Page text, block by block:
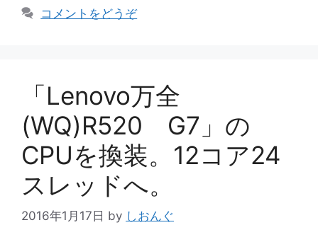
リ
コメントをどうぞ
「Lenovo万全
(WQ)R520 G7」の
CPUを換装。12コア24
スレッドへ。
2016年1月17日 by しおんぐ